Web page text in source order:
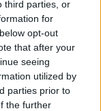
third parties, or
for
opt-out
that after your
seeing
utilized by
parties prior to
the further
filtern das
Punkt.